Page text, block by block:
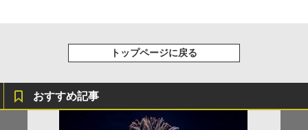
秒）射程5～10m 安全ロック搭載 携帯収納袋
付き ヒグマ・イノシシ対策 自治体・教育機
￥3,680
トップページに戻る
おすすめ記事